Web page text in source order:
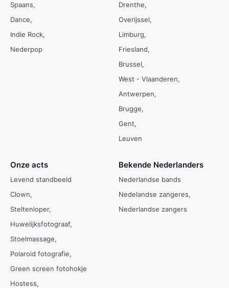
Spaans
Dance
Indie Rock
Nederpop
Drenthe
Overijssel
Limburg
Friesland
Brussel
West - Vlaanderen
Antwerpen
Brugge
Gent
Leuven
Onze acts
Levend standbeeld
Clown
Steltenloper
Huwelijksfotograaf
Stoelmassage
Polaroid fotografie
Green screen fotohokje
Hostess
Bekende Nederlanders
Nederlandse bands
Nedelandse zangeres
Nederlandse zangers